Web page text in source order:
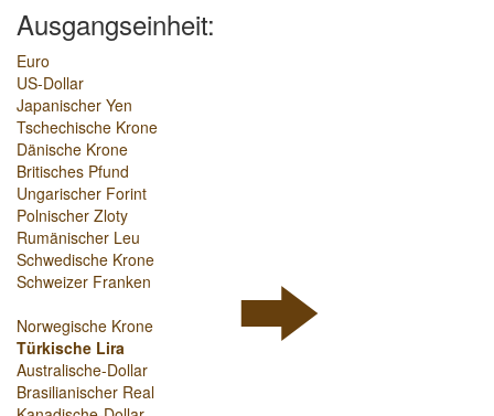
Ausgangseinheit:
Euro
US-Dollar
Japanischer Yen
Tschechische Krone
Dänische Krone
Britisches Pfund
Ungarischer Forint
Polnischer Zloty
Rumänischer Leu
Schwedische Krone
Schweizer Franken
Norwegische Krone
Türkische Lira
Australische-Dollar
Brasilianischer Real